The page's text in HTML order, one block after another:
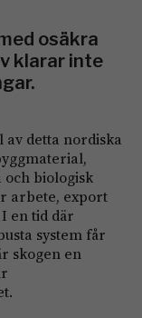
osäkra
klarar inte
av detta nordiska
och biologisk
arbete, export
en tid där
system får
skogen en